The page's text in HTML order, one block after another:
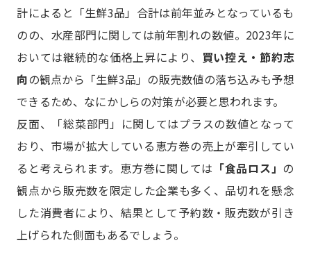
計によると「生鮮3品」合計は前年並みとなっているも
のの、水産部門に関しては前年割れの数値。2023年に
おいては継続的な価格上昇により、 買い控え・節約志
向の観点から「生鮮3品」の販売数値の落ち込みも予想
できるため、なにかしらの対策が必要と思われます。
反面、「総菜部門」に関してはプラスの数値となって
おり、市場が拡大している恵方巻の売上が牽引してい
ると考えられます。恵方巻に関しては 「食品ロス」 の
観点から販売数を限定した企業も多く、品切れを懸念
した消費者により、結果として予約数・販売数が引き
上げられた側面もあるでしょう。